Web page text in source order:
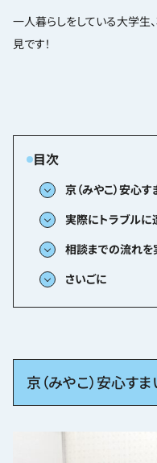
一人暮らしをしている大学生
見です！
京（みやこ）安心
実際にトラブルに
相談までの流れを
さいごに
京（みやこ）安心す